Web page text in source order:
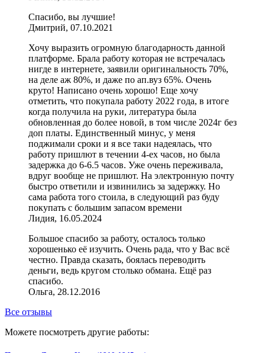
Спасибо, вы лучшие!
Дмитрий, 07.10.2021
Хочу выразить огромную благодарность данной
платформе. Брала работу которая не встречалась
нигде в интернете, заявили оригинальность 70%,
на деле аж 80%, и даже по ап.вуз 65%. Очень
круто! Написано очень хорошо! Еще хочу
отметить, что покупала работу 2022 года, в итоге
когда получила на руки, литература была
обновленная до более новой, в том числе 2024г без
доп платы. Единственный минус, у меня
поджимали сроки и я все таки надеялась, что
работу пришлют в течении 4-ех часов, но была
задержка до 6-6.5 часов. Уже очень переживала,
вдруг вообще не пришлют. На электронную почту
быстро ответили и извинились за задержку. Но
сама работа того стоила, в следующий раз буду
покупать с большим запасом времени
Лидия, 16.05.2024
Большое спасибо за работу, осталось только
хорошенько её изучить. Очень рада, что у Вас всё
честно. Правда сказать, боялась переводить
деньги, ведь кругом столько обмана. Ещё раз
спасибо.
Ольга, 28.12.2016
Все отзывы
Можете посмотреть другие работы: